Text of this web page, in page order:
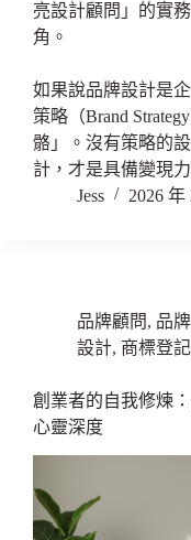
亮設計顧問」的實
角。
如果說品牌設計是
策略（Brand
骼」。沒有策略的
計，才是具備變現
Jess
2026 年
品牌顧問, 品
設計, 商標登記
創業者的自我修煉
心靈深度